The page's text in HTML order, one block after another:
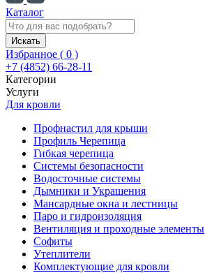
Каталог
Искать
Избранное ( 0 )
+7 (4852) 66-28-11
Категории
Услуги
Для кровли
Профнастил для крыши
Профиль Черепица
Гибкая черепица
Системы безопасности
Водосточные системы
Дымники и Украшения
Мансардные окна и лестницы
Паро и гидроизоляция
Вентиляция и проходные элементы
Софиты
Утеплители
Комплектующие для кровли